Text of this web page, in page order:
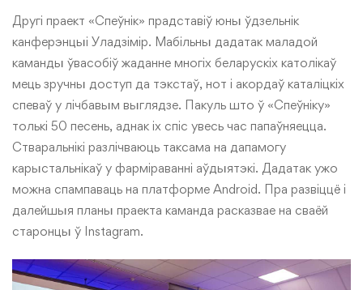
Другі праект «Спеўнік» прадставіў юны ўдзельнік
канферэнцыі Уладзімір. Мабільны дадатак маладой
каманды ўвасобіў жаданне многіх беларускіх католікаў
мець зручны доступ да тэкстаў, нот і акордаў каталіцкіх
спеваў у лічбавым выглядзе. Пакуль што ў «Спеўніку»
толькі 50 песень, аднак іх спіс увесь час папаўняецца.
Стваральнікі разлічваюць таксама на дапамогу
карыстальнікаў у фарміраванні аўдыятэкі. Дадатак ужо
можна спампаваць на платформе Android. Пра развіццё і
далейшыя планы праекта каманда расказвае на сваёй
старонцы ў Instagram.